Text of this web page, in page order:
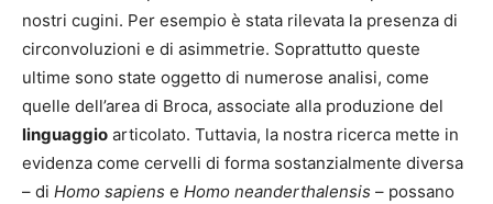
nostri cugini. Per esempio è stata rilevata la presenza di
circonvoluzioni e di asimmetrie. Soprattutto queste
ultime sono state oggetto di numerose analisi, come
quelle dell’area di Broca, associate alla produzione del
linguaggio articolato. Tuttavia, la nostra ricerca mette in
evidenza come cervelli di forma sostanzialmente diversa
– di Homo sapiens e Homo neanderthalensis – possano